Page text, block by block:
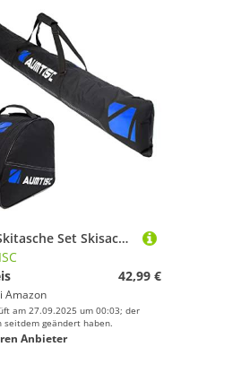
AUMTISC Skitasche Set Skisack &Skischuhtasche Längenverstellbare Bis 200 cm für 1 Paar Ski & Skischuhe…
42,99 €
Amazon
am 27.09.2025 um 00:03; der
seitdem geändert haben.
Anbieter